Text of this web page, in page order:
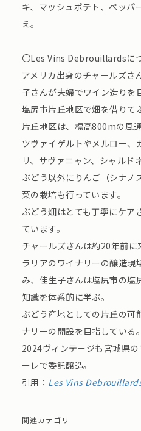
キ、マッシュポテト、ペッパ
え。
〇Les Vins Debrouillardsに
アメリカ出身のチャールズさ
子さんが夫婦でワイン造り
塩尻市片丘地区で畑を借りて
片丘地区は、標高800mの風
ツヴァイゲルトやメルロー、
リ、サヴァニャン、シャルド
ぶどう以外にりんご（シナノ
菜の栽培も行っています。
ぶどう畑はとても丁寧にケア
ています。
チャールズさんは約20年前に
ラリアのワイナリーの醸造現
み、佳生子さんは塩尻市の塩
知識を体系的に学ぶ。
ぶどう産地としての片丘の可
ナリーの開設を目指している。
2024ヴィンテージも宮城県
ーレで委託醸造。
引用： Les Vins
関連カテゴリ